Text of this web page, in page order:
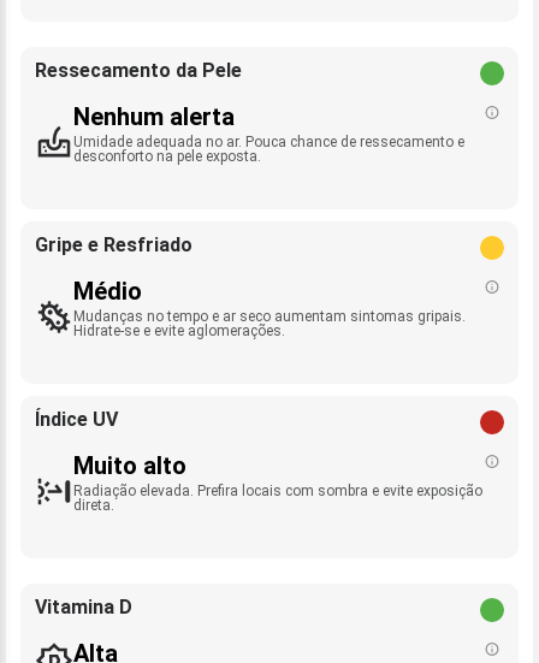
Ressecamento da Pele
Nenhum alerta
Umidade adequada no ar. Pouca chance de ressecamento e
desconforto na pele exposta.
Gripe e Resfriado
Médio
Mudanças no tempo e ar seco aumentam sintomas gripais.
Hidrate-se e evite aglomerações.
Índice UV
Muito alto
Radiação elevada. Prefira locais com sombra e evite exposição
direta.
Vitamina D
Alta